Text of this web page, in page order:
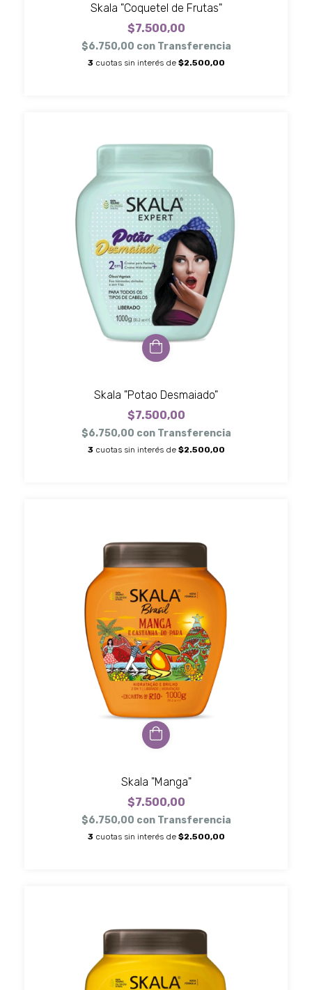
Skala "Coquetel de Frutas"
$7.500,00
$6.750,00 con Transferencia
3 cuotas sin interés de $2.500,00
Skala "Potao Desmaiado"
$7.500,00
$6.750,00 con Transferencia
3 cuotas sin interés de $2.500,00
Skala "Manga"
$7.500,00
$6.750,00 con Transferencia
3 cuotas sin interés de $2.500,00